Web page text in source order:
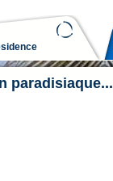
paradisiaque...